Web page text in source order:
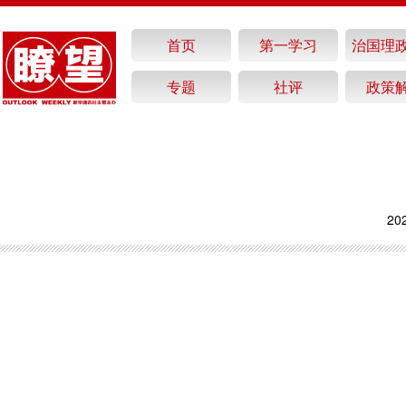
首页 第一学习
治国理
专题
社评 政策